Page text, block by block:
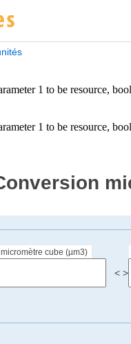
micromètre cube (µm3)
< >